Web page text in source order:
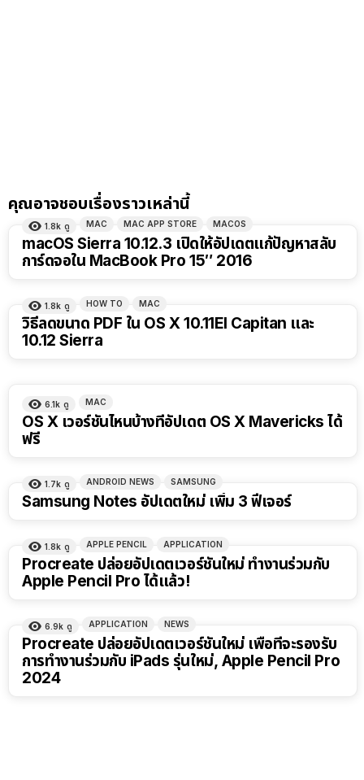
คุณอาจชอบเรื่องราวเหล่านี้
1.8k ดู MAC MAC APP STORE MACOS
macOS Sierra 10.12.3 เปิดให้อัปเดตแก้ปัญหาสลับ
การ์ดจอใน MacBook Pro 15″ 2016
1.8k ดู HOW TO MAC
วิธีลดขนาด PDF ใน OS X 10.11El Capitan และ
10.12 Sierra
6.1k ดู MAC
OS X เวอร์ชันไหนบ้างที่อัปเดต OS X Mavericks ได้
ฟรี
1.7k ดู ANDROID NEWS SAMSUNG
Samsung Notes อัปเดตใหม่ เพิ่ม 3 ฟีเจอร์
1.8k ดู APPLE PENCIL APPLICATION
Procreate ปล่อยอัปเดตเวอร์ชันใหม่ ทำงานร่วมกับ
Apple Pencil Pro ได้แล้ว!
6.9k ดู APPLICATION NEWS
Procreate ปล่อยอัปเดตเวอร์ชันใหม่ เพื่อที่จะรองรับ
การทำงานร่วมกับ iPads รุ่นใหม่, Apple Pencil Pro
2024